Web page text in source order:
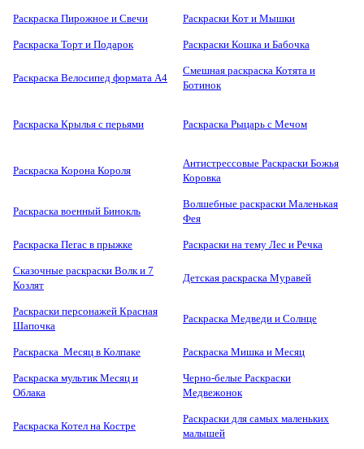
Раскраска Пирожное и Свечи Раскраски Кот и Мышки
Раскраска Торт и Подарок Раскраски Кошка и Бабочка
Раскраска Велосипед формата А4
Смешная раскраска Котята и
Ботинок
Раскраска Крылья с перьями Раскраска Рыцарь с Мечом
Раскраска Корона Короля
Антистрессовые Раскраски Божья
Коровка
Раскраска военный Бинокль
Волшебные раскраски Маленькая
Фея
Раскраска Пегас в прыжке Раскраски на тему Лес и Речка
Сказочные раскраски Волк и 7
Козлят
Детская раскраска Муравей
Раскраски персонажей Красная
Шапочка
Раскраска Медведи и Солнце
Раскраска Месяц в Колпаке Раскраска Мишка и Месяц
Раскраска мультик Месяц и
Облака
Черно-белые Раскраски
Медвежонок
Раскраска Котел на Костре
Раскраски для самых маленьких
малышей